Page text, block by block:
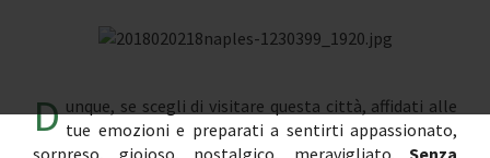
D unque, se scegli di visitare questa città, affidati alle
tue emozioni e preparati a sentirti appassionato,
sorpreso, gioioso, nostalgico, meravigliato. Senza